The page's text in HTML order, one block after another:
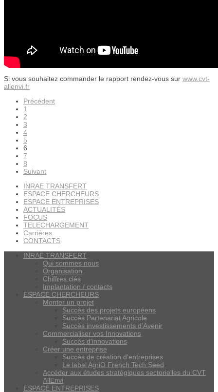
Si vous souhaitez commander le rapport rendez-vous sur www.cvt-
allenvi.fr
Précédent
1
2
3
4
5
6
7
8
Suivant
INRAE TRANSFERT
ESPACE CHERCHEURS
ESPACE ENTREPRISES
ACTUALITÉS
FOCUS
TELECHARGEMENT
Carrières
CONTACTS
INRAE TRANSFERT
Qui sommes nous
Organisation
Chiffres clés
Implantation / contacts
ESPACE CHERCHEURS
Monter un projet
Succès des projets européens
Succès Partenariat Agricole
Succès investissements d’Avenir
Commercialiser vos Innovations
Succès d’innovations
Créer une entreprise
Succès de création d'entreprises
Le label AgriO French Tech Seed
Accéder aux études stratégiques sectorielles du CVT
AllEnvi
ESPACE ENTREPRISES